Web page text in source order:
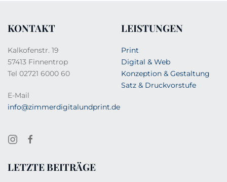
KONTAKT
Kalkofenstr. 19
57413 Finnentrop
Tel 02721 6000 60
E-Mail
info@zimmerdigitalundprint.de
LEISTUNGEN
Print
Digital & Web
Konzeption & Gestaltung
Satz & Druckvorstufe
LETZTE BEITRÄGE